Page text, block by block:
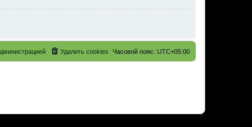
Часовой пояс: UTC+05:00
Удалить cookies